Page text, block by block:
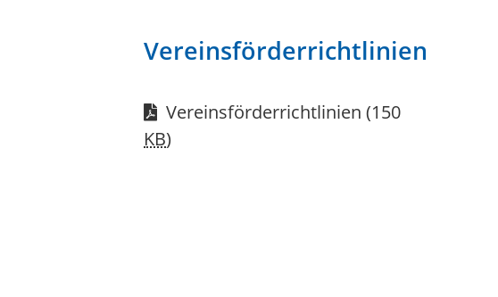
Vereinsförderrichtlinien
Vereinsförderrichtlinien (150
KB)